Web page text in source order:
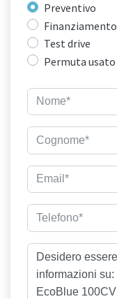
Preventivo
Finanziamento
Test drive
Permuta usato